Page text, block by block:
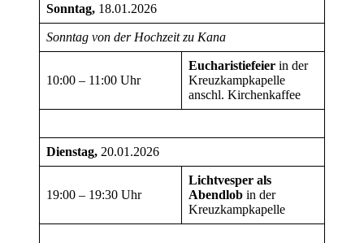
Sonntag, 18.01.2026
Sonntag von der Hochzeit zu Kana
10:00 – 11:00 Uhr
Eucharistiefeier in der
Kreuzkampkapelle
anschl. Kirchenkaffee
Dienstag, 20.01.2026
19:00 – 19:30 Uhr
Lichtvesper als
Abendlob in der
Kreuzkampkapelle